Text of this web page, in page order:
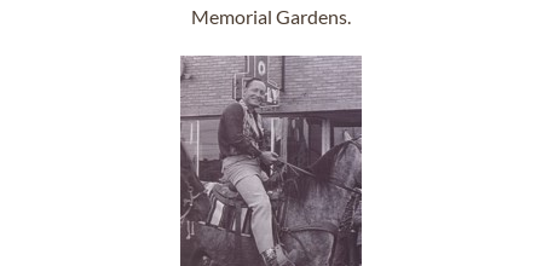
Memorial Gardens.